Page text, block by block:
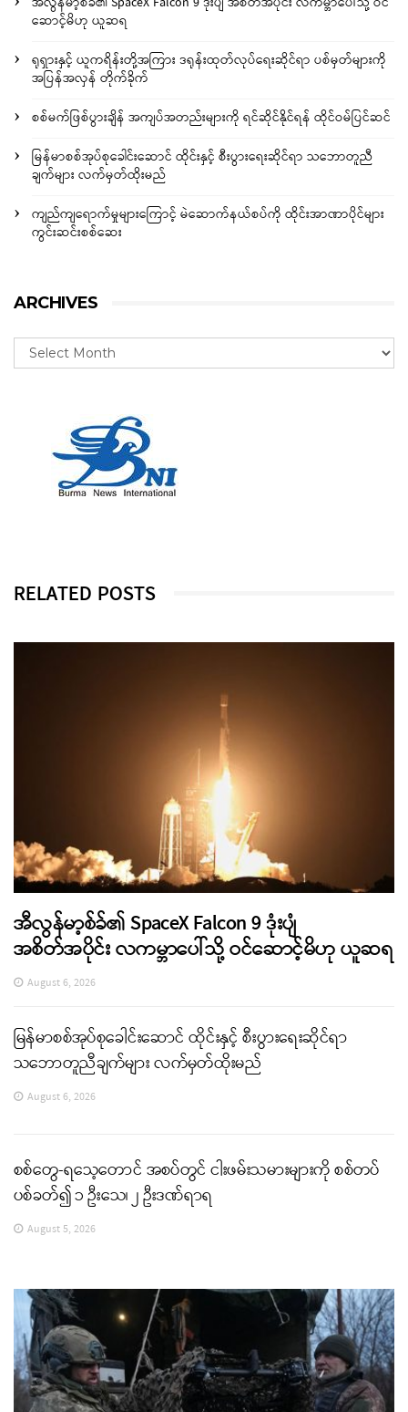
ဆောင့်မိဟု ယူဆရ
ရုရှားနှင့် ယူကရိန်းတို့အကြား ဒရုန်းထုတ်လုပ်ရေးဆိုင်ရာ ပစ်မှတ်များကို
အပြန်အလှန် တိုက်ခိုက်
စစ်မက်ဖြစ်ပွားချိန် အကျပ်အတည်းများကို ရင်ဆိုင်နိုင်ရန် ထိုင်ဝမ်ပြင်ဆင်
မြန်မာစစ်အုပ်စုခေါင်းဆောင် ထိုင်းနှင့် စီးပွားရေးဆိုင်ရာ သဘောတူညီ
ချက်များ လက်မှတ်ထိုးမည်
ကျည်ကျရောက်မှုများကြောင့် မဲဆောက်နယ်စပ်ကို ထိုင်းအာဏာပိုင်များ
ကွင်းဆင်းစစ်ဆေး
ARCHIVES
RELATED POSTS
အီလွန်မာ့စ်ခ်၏ SpaceX Falcon 9 ဒုံးပျံ
အစိတ်အပိုင်း လကမ္ဘာပေါ်သို့ ဝင်ဆောင့်မိဟု ယူဆရ
August 6, 2026
မြန်မာစစ်အုပ်စုခေါင်းဆောင် ထိုင်းနှင့် စီးပွားရေးဆိုင်ရာ
သဘောတူညီချက်များ လက်မှတ်ထိုးမည်
August 6, 2026
စစ်တွေ-ရသေ့တောင် အစပ်တွင် ငါးဖမ်းသမားများကို စစ်တပ်
ပစ်ခတ်၍ ၁ ဦးသေ၊ ၂ ဦးဒဏ်ရာရ
August 5, 2026